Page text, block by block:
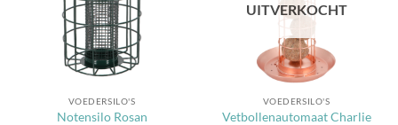
VOEDERSILO'S
Notensilo Rosan
UITVERKOCHT
VOEDERSILO'S
Vetbollenautomaat Charlie